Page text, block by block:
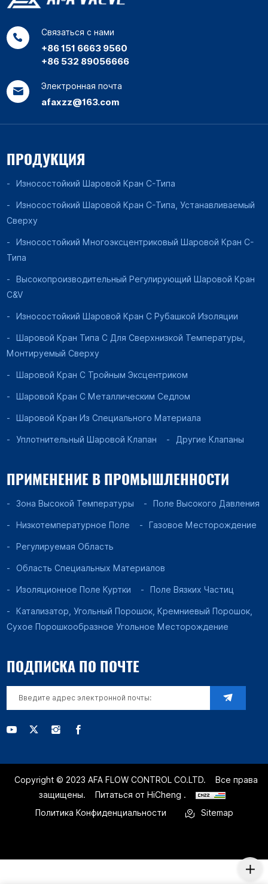
Связаться с нами
+86 151 6663 9560
+86 532 89056666
Электронная почта
afaxzz@163.com
ПРОДУКЦИЯ
Износостойкий Шаровой Кран C-Типа
Износостойкий Шаровой Кран C-Типа, Устанавливаемый
Сверху
Износостойкий Многоэксцентриковый Шаровой Кран C-
Типа
Высокопроизводительный Регулирующий Шаровой Кран
C&V
Износостойкий Шаровой Кран С Рубашкой Изоляции
Шаровой Кран Типа C Для Сверхнизкой Температуры,
Монтируемый Сверху
Шаровой Кран С Тройным Эксцентриком
Шаровой Кран С Металлическим Седлом
Шаровой Кран Из Специального Материала
Уплотнительный Шаровой Клапан Другие Клапаны
ПРИМЕНЕНИЕ В ПРОМЫШЛЕННОСТИ
Зона Высокой Температуры Поле Высокого Давления
Низкотемпературное Поле Газовое Месторождение
Регулируемая Область
Область Специальных Материалов
Изоляционное Поле Куртки Поле Вязких Частиц
Катализатор, Угольный Порошок, Кремниевый Порошок,
Сухое Порошкообразное Угольное Месторождение
ПОДПИСКА ПО ПОЧТЕ
Copyright © 2023 AFA FLOW CONTROL CO.LTD.
Все права
защищены.
Питаться от HiCheng .
Политика Конфиденциальности
Sitemap